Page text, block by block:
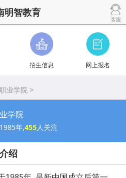
明智教育
客服
招生信息 网上报名
业学院 >
学院
年,455人关注
绍